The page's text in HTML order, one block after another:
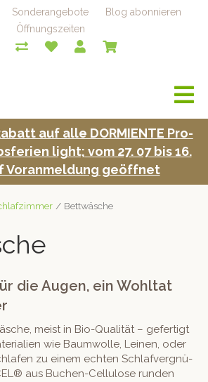
Sonderangebote
Blog abonnieren
Öffnungszeiten
a
v
i
auf alle DORMIENTE Pro­
light; vom 27. 07 bis 16.
Voran­mel­dung geöffnet
/ Bettwäsche
die Augen, ein Wohltat
meist in Bio-Qual­ität – gefer­tigt
wie Baum­wolle, Leinen, oder
zu einem echt­en Schlafvergnü­
aus Buchen-Cel­lu­lose run­den